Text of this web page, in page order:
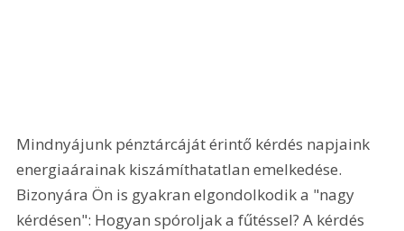
Mindnyájunk pénztárcáját érintő kérdés napjaink
energiaárainak kiszámíthatatlan emelkedése.
Bizonyára Ön is gyakran elgondolkodik a "nagy
kérdésen": Hogyan spóroljak a fűtéssel? A kérdés